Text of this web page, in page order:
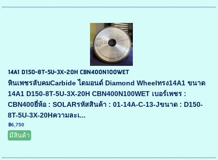
14A1 D150-8T-5U-3X-20H CBN400N100WET
หินเพชรลับคมCarbide ไดมอนด์ Diamond Wheelทรง14A1 ขนาด
14A1 D150-8T-5U-3X-20H CBN400N100WET เบอร์เพชร :
CBN400ยี่ห้อ : SOLARรหัสสินค้า : 01-14A-C-13-Jขนาด : D150-
8T-5U-3X-20Hความละเ...
฿6,750
มีสินค้า